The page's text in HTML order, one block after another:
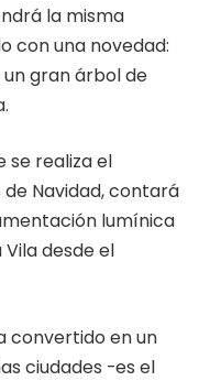
la misma
con una novedad:
gran árbol de
se realiza el
Navidad, contará
lumínica
Vila desde el
convertido en un
ciudades -es el